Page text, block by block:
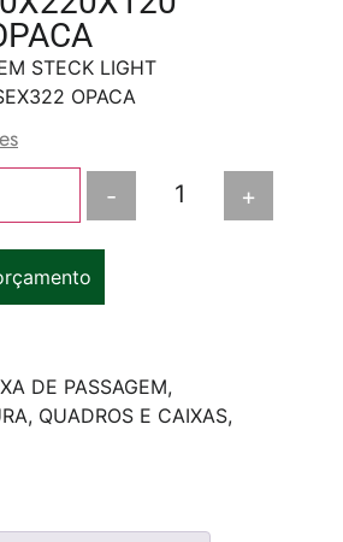
STECK LIGHT
OPACA
- +
DE PASSAGEM,
, QUADROS E CAIXAS,